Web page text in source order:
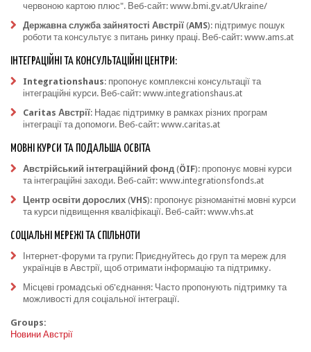
червоною картою плюс". Веб-сайт: www.bmi.gv.at/Ukraine/
Державна служба зайнятості Австрії (AMS): підтримує пошук
роботи та консультує з питань ринку праці. Веб-сайт: www.ams.at
ІНТЕГРАЦІЙНІ ТА КОНСУЛЬТАЦІЙНІ ЦЕНТРИ:
Integrationshaus: пропонує комплексні консультації та
інтеграційні курси. Веб-сайт: www.integrationshaus.at
Caritas Австрії: Надає підтримку в рамках різних програм
інтеграції та допомоги. Веб-сайт: www.caritas.at
МОВНІ КУРСИ ТА ПОДАЛЬША ОСВІТА
Австрійський інтеграційний фонд (ÖIF): пропонує мовні курси
та інтеграційні заходи. Веб-сайт: www.integrationsfonds.at
Центр освіти дорослих (VHS): пропонує різноманітні мовні курси
та курси підвищення кваліфікації. Веб-сайт: www.vhs.at
СОЦІАЛЬНІ МЕРЕЖІ ТА СПІЛЬНОТИ
Інтернет-форуми та групи: Приєднуйтесь до груп та мереж для
українців в Австрії, щоб отримати інформацію та підтримку.
Місцеві громадські об'єднання: Часто пропонують підтримку та
можливості для соціальної інтеграції.
Groups:
Новини Австрії